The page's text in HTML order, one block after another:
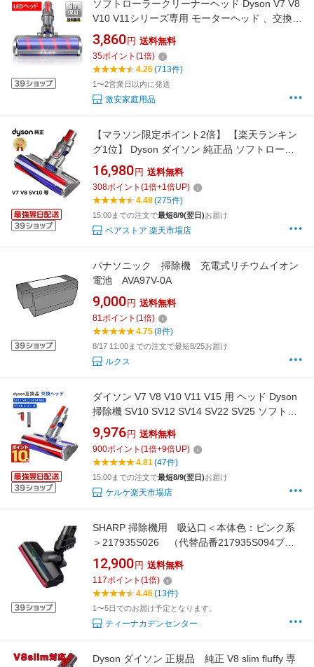
ソフトローラークリーナーヘッド Dyson V7 V8
V10 V11シリーズ専用 モーターヘッド 、交換部
品 アクセサリー ソフトローラークリーンヘッ
ド（Slimは一部非対応）送料無料 Dysonに適用
3,860 円 送料無料
35ポイント (1倍)
4.26(713件)
1〜2営業日以内に発送
激安家庭用品
【マラソン限定ポイント2倍】 【楽天ランキン
グ1位】 Dyson ダイソン 純正品 ソフトローラ
ークリーンヘッド SV10 V8 V7 シリーズ専用
Soft roller cleaner head ソフトローラー クリー
ナー ヘッド 正規品 並行輸入品 プレゼント ギフ
16,980 円 送料無料
308ポイント (1倍+1倍UP)
4.48(275件)
15:00までの注文で最短8/9(翌日)お届け
ベアストア 楽天市場店
パナソニック 掃除機 充電式リチウムイオン
電池 AVA97V-0A
9,000 円 送料無料
81ポイント (1倍)
4.75(8件)
8/17 11:00までの注文で最短8/25お届け
ルクス
ダイソン V7 V8 V10 V11 V15 用 ヘッド Dyson
掃除機 SV10 SV12 SV14 SV22 SV25 ソフトロ
ーラークリーナーヘッド 交換ヘッド 互換ヘッ
ド モーターヘッド 交換部品 アクセサリー ロー
ラー ヘッド のみ
9,976 円 送料無料
900ポイント (1倍+9倍UP)
4.81(47件)
15:00までの注文で最短8/9(翌日)お届け
ケルケ楽天市場店
SHARP 掃除機用 吸込口＜本体色：ピンク系
＞217935S026 （代替品番217935S094ブラ
ック）
12,900 円 送料無料
117ポイント (1倍)
4.46(13件)
1〜5日でのお届け予定となります。
ティーナカデンセンター
Dyson ダイソン 正規品 純正 V8 slim fluffy 専